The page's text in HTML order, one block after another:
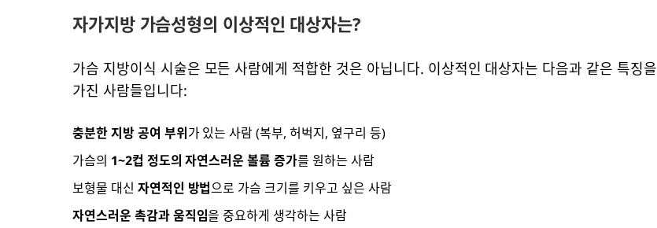
자가지방 가슴성형의 이상적인 대상자는?
가슴 지방이식 시술은 모든 사람에게 적합한 것은 아닙니다. 이상적인 대상자는 다음과 같은 특징을
가진 사람들입니다:
충분한 지방 공여 부위가 있는 사람 (복부, 허벅지, 옆구리 등)
가슴의 1~2컵 정도의 자연스러운 볼륨 증가를 원하는 사람
보형물 대신 자연적인 방법으로 가슴 크기를 키우고 싶은 사람
자연스러운 촉감과 움직임을 중요하게 생각하는 사람